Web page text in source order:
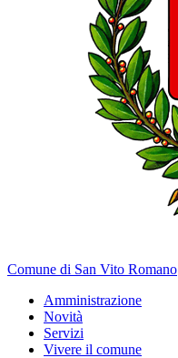
Comune di San Vito Romano
Amministrazione
Novità
Servizi
Vivere il comune